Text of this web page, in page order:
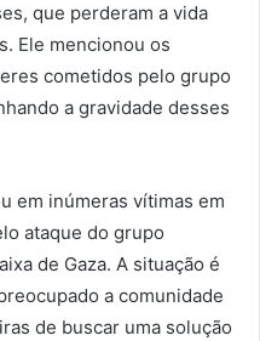
que perderam a vida
Ele mencionou os
cometidos pelo grupo
a gravidade desses
em inúmeras vítimas em
ataque do grupo
de Gaza. A situação é
a comunidade
de buscar uma solução